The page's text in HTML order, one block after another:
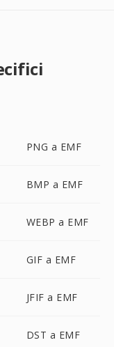
PNG a EMF
BMP a EMF
WEBP a EMF
GIF a EMF
JFIF a EMF
DST a EMF